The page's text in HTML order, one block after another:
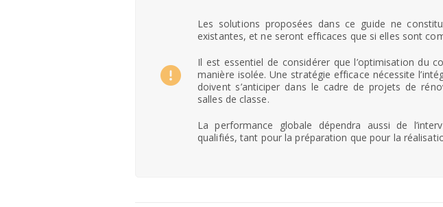
Les solutions proposées dans ce guide ne
existantes, et ne seront efficaces que si elles sont
Il est essentiel de considérer que l’optimisation du
manière isolée. Une stratégie efficace nécessite
doivent s’anticiper dans le cadre de projets de
salles de classe.
La performance globale dépendra aussi de
qualifiés, tant pour la préparation que pour la